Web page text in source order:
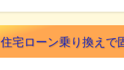
住宅ローン乗り換えで